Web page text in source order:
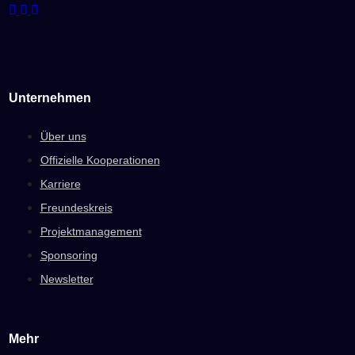
Unternehmen
Über uns
Offizielle Kooperationen
Karriere
Freundeskreis
Projektmanagement
Sponsoring
Newsletter
Mehr